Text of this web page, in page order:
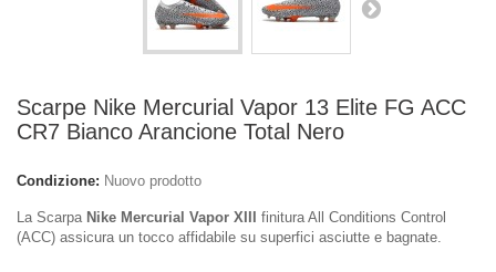
Scarpe Nike Mercurial Vapor 13 Elite FG ACC
CR7 Bianco Arancione Total Nero
Condizione: Nuovo prodotto
La Scarpa Nike Mercurial Vapor XIII
finitura All Conditions Control
(ACC) assicura un tocco affidabile su superfici asciutte e bagnate.